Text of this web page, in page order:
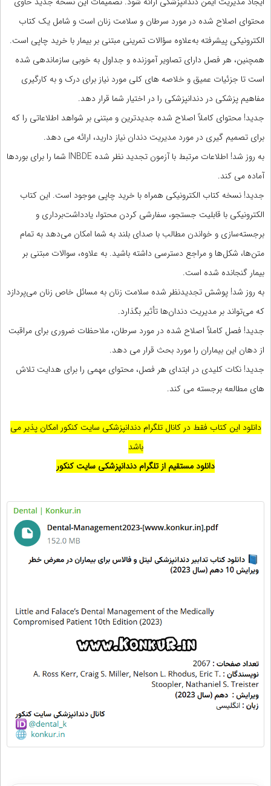
محتوای اصلاح شده در مورد سرطان و سلامت زنان است و شامل یک کتاب
الکترونیکی پیشرفته به‌علاوه سؤالات تمرینی مبتنی بر بیمار با خرید چاپی است.
همچنین، هر فصل دارای تصاویر آموزنده و جداول به خوبی سازماندهی شده
است تا جزئیات عمیق و خلاصه های کلی مورد نیاز برای درک و به کارگیری
مفاهیم پزشکی در دندانپزشکی را در اختیار شما قرار دهد.
جدید! محتوای کاملاً اصلاح شده جدیدترین و مبتنی بر شواهد اطلاعاتی را که
برای تصمیم گیری در مورد مدیریت دندان نیاز دارید، ارائه می دهد.
به روز شد! اطلاعات مرتبط با آزمون تجدید نظر شده INBDE شما را برای بوردها
آماده می کند.
جدید! نسخه کتاب الکترونیکی همراه با خرید چاپی موجود است. این کتاب
الکترونیکی با قابلیت جستجو، سفارشی کردن محتوا، یادداشت‌برداری و
برجسته‌سازی و خواندن مطالب با صدای بلند به شما امکان می‌دهد به تمام
متن‌ها، شکل‌ها و مراجع دسترسی داشته باشید. به علاوه، سوالات مبتنی بر
بیمار گنجانده شده است.
به روز شد! پوشش تجدیدنظر شده سلامت زنان به مسائل خاص زنان می‌پردازد
که می‌تواند بر مدیریت دندان‌ها تأثیر بگذارد.
جدید! فصل کاملاً اصلاح شده در مورد سرطان، ملاحظات ضروری برای مراقبت
از دهان این بیماران را مورد بحث قرار می دهد.
جدید! نکات کلیدی در ابتدای هر فصل، محتوای مهمی را برای هدایت تلاش
های مطالعه برجسته می کند.
دانلود این کتاب فقط در کانال تلگرام دندانپزشکی سایت کنکور امکان پذیر می
باشد
دانلود مستقیم از تلگرام دندانپزشکی سایت کنکور